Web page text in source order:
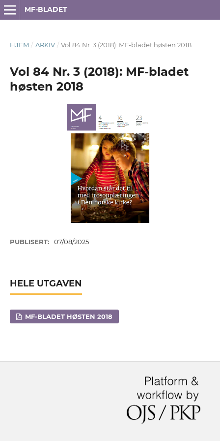
MF-BLADET
HJEM / ARKIV / Vol 84 Nr. 3 (2018): MF-bladet høsten 2018
Vol 84 Nr. 3 (2018): MF-bladet
høsten 2018
PUBLISERT: 07/08/2025
HELE UTGAVEN
MF-BLADET HØSTEN 2018